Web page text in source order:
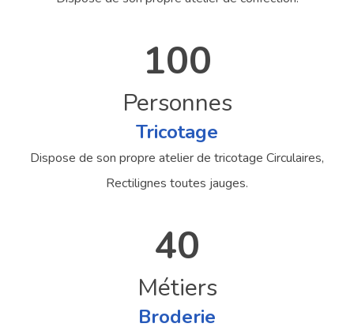
100
Personnes
Tricotage
Dispose de son propre atelier de tricotage Circulaires,
Rectilignes toutes jauges.
40
Métiers
Broderie